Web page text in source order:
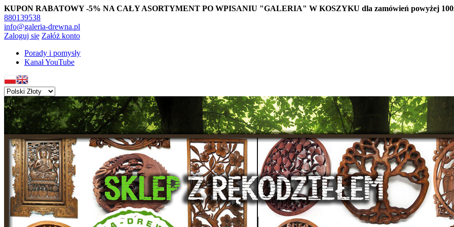
KUPON RABATOWY -5% NA CAŁY ASORTYMENT PO WPISANIU "GALERIA" W KOSZYKU dla zamówień powyżej
880139538
info@galeria-drewna.pl
Zaloguj się Załóż konto
Porady i pomysły
Kanał YouTube